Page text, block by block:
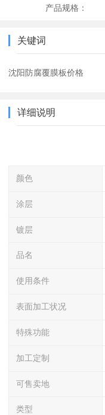
产品规格：
关键词
沈阳防腐覆膜板价格
详细说明
颜色
涂层
镀层
品名
使用条件
表面加工状况
特殊功能
加工定制
可售卖地
类型